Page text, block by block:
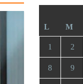
L
M
1 2
8 9